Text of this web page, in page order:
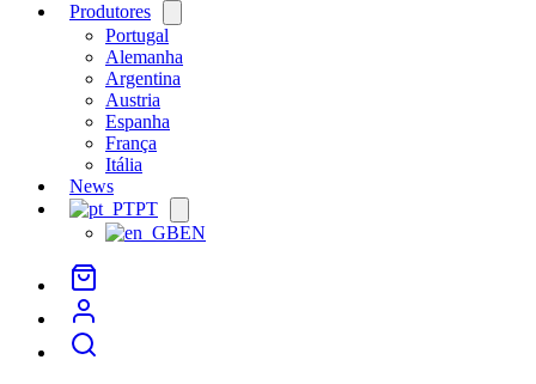
Produtores
menu
Portugal
Alemanha
Argentina
Austria
Espanha
França
Itália
News
PT
menu
EN